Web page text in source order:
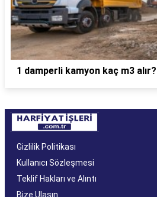
1 damperli kamyon kaç m3 alır?
Gizlilik Politikası
Kullanıcı Sözleşmesi
Teklif Hakları ve Alıntı
Bize Ulaşın